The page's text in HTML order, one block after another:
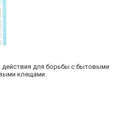
действия для борьбы с бытовыми
клещами.